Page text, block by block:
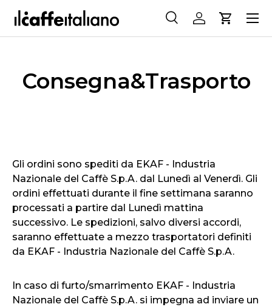
ALLER AU CONTENU
Recherche
RechercheSe connecter
Panier
Menu
Consegna&Trasporto
Gli ordini sono spediti da EKAF - Industria
Nazionale del Caffè S.p.A. dal Lunedì al Venerdì. Gli
ordini effettuati durante il fine settimana saranno
processati a partire dal Lunedì mattina
successivo. Le spedizioni, salvo diversi accordi,
saranno effettuate a mezzo trasportatori definiti
da EKAF - Industria Nazionale del Caffè S.p.A.
In caso di furto/smarrimento EKAF - Industria
Nazionale del Caffè S.p.A. si impegna ad inviare un